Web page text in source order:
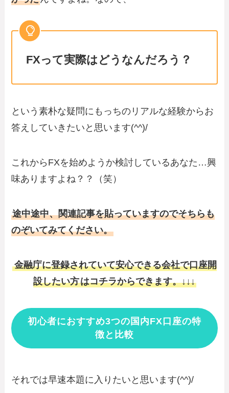
FXって実際はどうなんだろう？
という素朴な疑問にもっちのリアルな経験からお
答えしていきたいと思います(^^)/
これからFXを始めようか検討しているあなた…興
味ありますよね？？（笑）
途中途中、関連記事を貼っていますのでそちらも
のぞいてみてください。
金融庁に登録されていて安心できる会社で口座開
設したい方はコチラからできます。↓↓↓
初心者におすすめ3つの国内FX口座の特
徴と比較
それでは早速本題に入りたいと思います(^^)/